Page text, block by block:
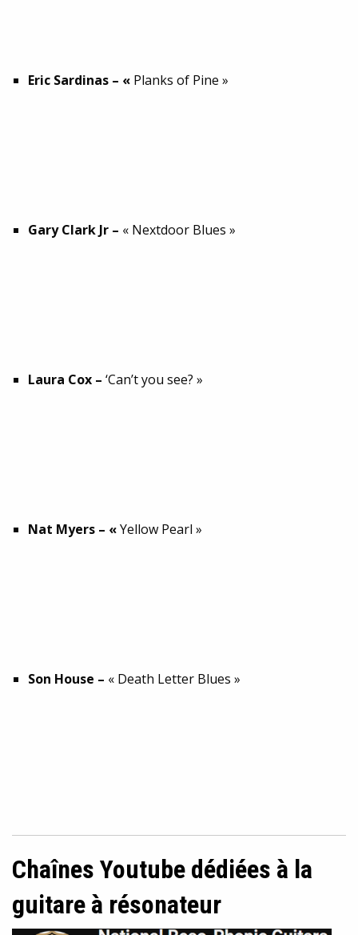
Eric Sardinas – « Planks of Pine »
Gary Clark Jr – « Nextdoor Blues »
Laura Cox – ‘Can’t you see? »
Nat Myers – «Yellow Pearl »
Son House – « Death Letter Blues »
Chaînes Youtube dédiées à la
guitare à résonateur